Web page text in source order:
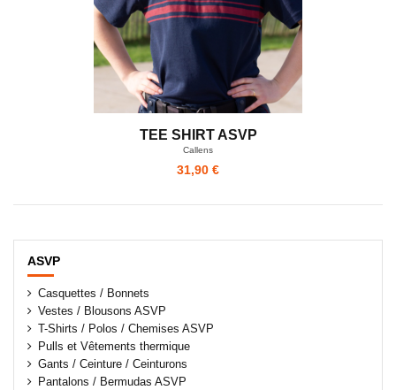
TEE SHIRT ASVP
Callens
31,90 €
ASVP
Casquettes / Bonnets
Vestes / Blousons ASVP
T-Shirts / Polos / Chemises ASVP
Pulls et Vêtements thermique
Gants / Ceinture / Ceinturons
Pantalons / Bermudas ASVP